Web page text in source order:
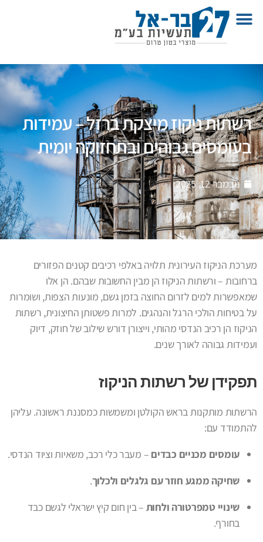
רשתות ניקוז מיצקת ברזל – עמידות
בעומסים גבוהים ובתחזוקה יומית
נובמבר 12, 2025
מערכת הניקוז העירונית תלויה באלפי רכיבים קטנים הפזורים
ברחובות – ורשתות הניקוז הן מבין החשובות שבהם. הן אלו
שמאפשרות למים לזרום החוצה בזמן גשם, מונעות הצפות, ושומרות
על בטיחות הולכי הרגל והנהגים. למרות פשטותן החיצונית, רשתות
הניקוז הן רכיב הנדסי מהותי, וייצורן דורש שילוב של חוזק, דיוק
ועמידות גבוהה לאורך שנים.
תפקידן של רשתות הניקוז
הרשתות מותקנות בראש הקולטן ומשמשות כמסננת ראשונה. עליהן
להתמודד עם:
עומסים מכניים כבדים – מעבר כלי רכב, משאיות וציוד הנדסי.
שחיקה ממגע חוזר עם גלגלים ולכלוך.
שינויי טמפרטורה ולחות – בין חום קיץ ישראלי לגשם כבד
בחורף.